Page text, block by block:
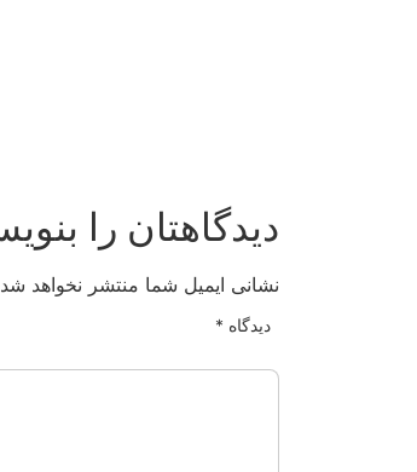
دیدگاهتان را
نشانی ایمیل شما منتشر نخواهد
دیدگاه *